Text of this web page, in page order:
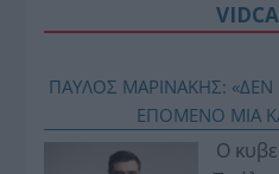
ΠΑΥΛΟΣ ΜΑΡΙΝΑΚΗΣ:
ΕΠΟΜΕΝΟ ΜΙΑ
Ο